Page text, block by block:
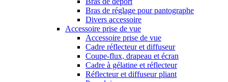
Bras de réglage pour pantographe
Divers accessoire
Accessoire prise de vue
Accessoire prise de vue
Cadre réflecteur et diffuseur
Coupe-flux, drapeau et écran
Cadre à gélatine et réflecteur
Réflecteur et diffuseur pliant